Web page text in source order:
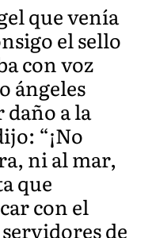
que venía
el sello
con voz
ángeles
daño a la
“¡No
ni al mar,
que
con el
de